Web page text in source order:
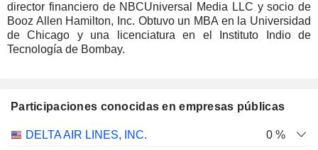
director financiero de NBCUniversal Media LLC y socio de
Booz Allen Hamilton, Inc. Obtuvo un MBA en la Universidad
de Chicago y una licenciatura en el Instituto Indio de
Tecnología de Bombay.
Participaciones conocidas en empresas públicas
Número
DELTA AIR LINES, INC.
0 %